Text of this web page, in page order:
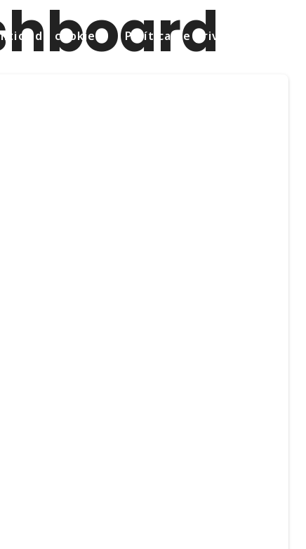
de cookies Política de privacitat